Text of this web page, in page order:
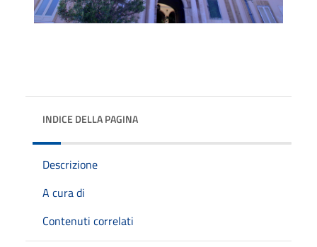
INDICE DELLA PAGINA
Descrizione
A cura di
Contenuti correlati